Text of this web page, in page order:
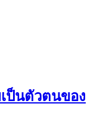
ป็นตัวตนของ